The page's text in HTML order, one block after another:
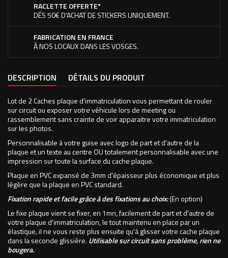
RACLETTE OFFERTE*
DÉS 50€ D'ACHAT DE STICKERS UNIQUEMENT.
FABRICATION EN FRANCE
À NOS LOCAUX DANS LES VOSGES.
DESCRIPTION DÉTAILS DU PRODUIT
Lot de 2 Caches plaque d'immatriculation vous permettant de rouler
sur circuit ou exposer votre véhicule lors de meeting ou
rassemblement sans crainte de voir apparaitre votre immatriculation
sur les photos.
Personnalisable à votre guise avec logo de part et d'autre de la
plaque et un texte au centre OU totalement personnalisable avec une
impression sur toute la surface du cache plaque.
Plaque en PVC expansé de 3mm d'épaisseur plus économique et plus
légère que la plaque en PVC standard.
Fixation rapide et facile grâce à des fixations au choix:(En option)
Le fixe plaque vient se fixer, en 1mn, facilement de part et d'autre de
votre plaque d'immatriculation, le tout maintenu en place par un
élastique, il ne vous reste plus ensuite qu'à glisser votre cache plaque
dans la seconde glissière. Utilisable sur circuit sans problème, rien ne
bougera.